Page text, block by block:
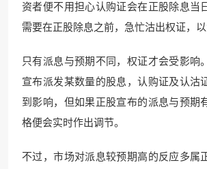
资者便不用担心认购证会在正股除息当
需要在正股除息之前，急忙沽出权证，以
只有派息与预期不同，权证才会受影响
宣布派发某数量的股息，认购证及认沽
到影响，但如果正股宣布的派息与预期
格便会实时作出调节。
不过，市场对派息较预期高的反应多属